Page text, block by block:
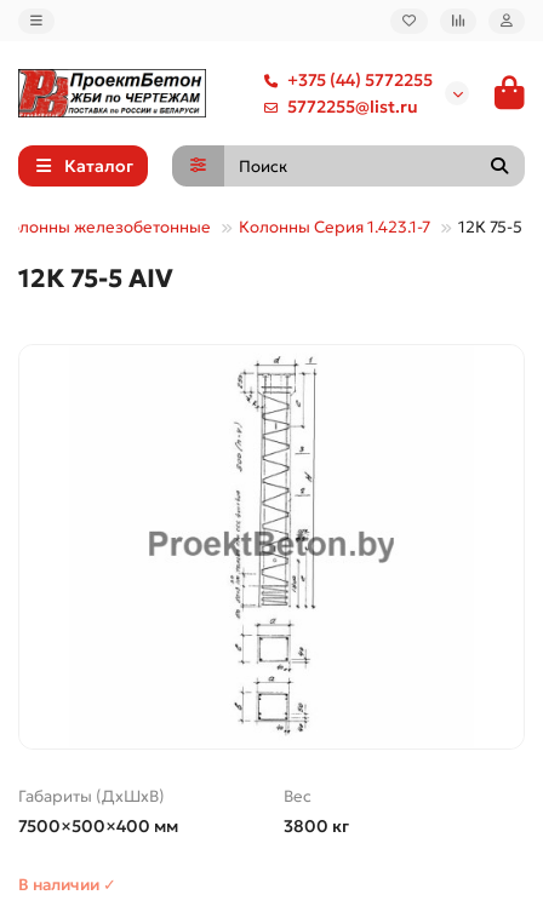
+375 (44) 5772255
5772255@list.ru
Каталог
Колонны железобетонные Колонны Серия 1.423.1-7 12К 75-5
12К 75-5 АIV
Габариты (ДхШхВ)
7500×500×400 мм
Вес
3800 кг
В наличии ✓